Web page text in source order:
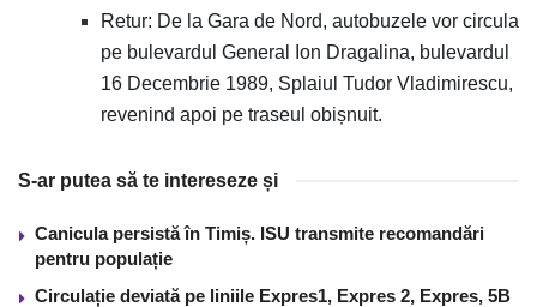
Retur: De la Gara de Nord, autobuzele vor circula
pe bulevardul General Ion Dragalina, bulevardul
16 Decembrie 1989, Splaiul Tudor Vladimirescu,
revenind apoi pe traseul obișnuit.
S-ar putea să te intereseze și
Canicula persistă în Timiș. ISU transmite recomandări
pentru populație
Circulație deviată pe liniile Expres1, Expres 2, Expres, 5B